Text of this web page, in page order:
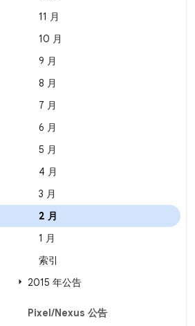
11 月
10 月
9 月
8 月
7 月
6 月
5 月
4 月
3 月
2 月
1 月
索引
2015 年公告
Pixel/Nexus 公告